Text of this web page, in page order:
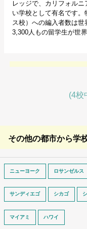
レッジで、カリフォル
い学校として有名です
ス校）への編入者数は
3,300人もの留学生が世
(4校
その他の都市から学
ニューヨーク ロサンゼルス
サンディエゴ シカゴ
マイアミ ハワイ